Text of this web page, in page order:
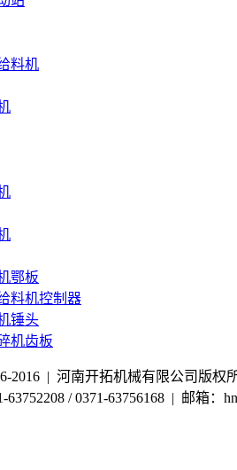
料机
鄂板
料机控制器
锤头
机齿板
2016 | 河南开拓机械有限公司版权
63752208 / 0371-63756168 | 邮箱